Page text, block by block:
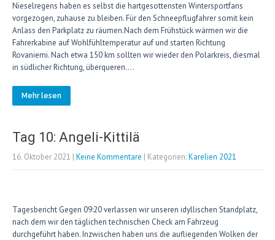
Nieselregens haben es selbst die hartgesottensten Wintersportfans
vorgezogen, zuhause zu bleiben. Für den Schneepflugfahrer somit kein
Anlass den Parkplatz zu räumen.Nach dem Frühstück wärmen wir die
Fahrerkabine auf Wohlfühltemperatur auf und starten Richtung
Rovaniemi. Nach etwa 150 km sollten wir wieder den Polarkreis, diesmal
in südlicher Richtung, überqueren….
Mehr lesen
Tag 10: Angeli-Kittilä
16. Oktober 2021 | Keine Kommentare | Kategorien:Karelien 2021
Tagesbericht Gegen 09:20 verlassen wir unseren idyllischen Standplatz,
nach dem wir den täglichen technischen Check am Fahrzeug
durchgeführt haben. Inzwischen haben uns die aufliegenden Wolken der